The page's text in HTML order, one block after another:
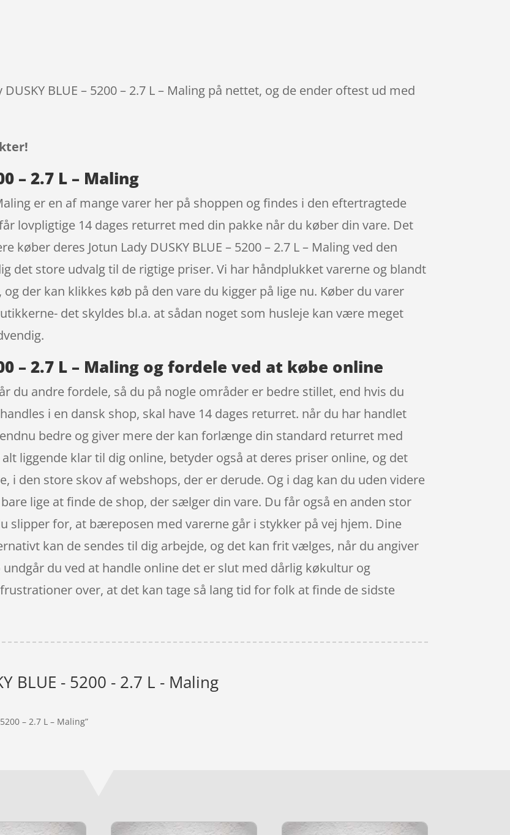
BLUE – 5200 – 2.7 L – Maling på nettet, og de ender oftest ud med
– 2.7 L – Maling
er en af mange varer her på shoppen og findes i den eftertragtede
lovpligtige 14 dages returret med din pakke når du køber din vare. Det
deres Jotun Lady DUSKY BLUE – 5200 – 2.7 L – Maling ved den
det store udvalg til de rigtige priser. Vi har håndplukket varerne og blandt
der kan klikkes køb på den vare du kigger på lige nu. Køber du varer
det skyldes bl.a. at sådan noget som husleje kan være meget
– 2.7 L – Maling og fordele ved at købe online
du andre fordele, så du på nogle områder er bedre stillet, end hvis du
i en dansk shop, skal have 14 dages returret. når du har handlet
bedre og giver mere der kan forlænge din standard returret med
liggende klar til dig online, betyder også at deres priser online, og det
i den store skov af webshops, der er derude. Og i dag kan du uden videre
lige at finde de shop, der sælger din vare. Du får også en anden stor
slipper for, at bæreposen med varerne går i stykker på vej hjem. Dine
kan de sendes til dig arbejde, og det kan frit vælges, når du angiver
du ved at handle online det er slut med dårlig køkultur og
over, at det kan tage så lang tid for folk at finde de sidste
BLUE - 5200 - 2.7 L - Maling
– 2.7 L – Maling”